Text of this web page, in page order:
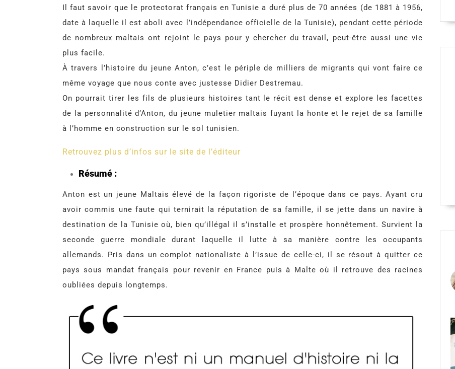
Il faut savoir que le protectorat français en Tunisie a duré plus de 70 années (de 1881 à 1956,
date à laquelle il est aboli avec l’indépendance officielle de la Tunisie), pendant cette période
de nombreux maltais ont rejoint le pays pour y chercher du travail, peut-être aussi une vie
plus facile.
À travers l’histoire du jeune Anton, c’est le périple de milliers de migrants qui vont faire ce
même voyage que nous conte avec justesse Didier Destremau.
On pourrait tirer les fils de plusieurs histoires tant le récit est dense et explore les facettes
de la personnalité d’Anton, du jeune muletier maltais fuyant la honte et le rejet de sa famille
à l’homme en construction sur le sol tunisien.
Retrouvez plus d’infos sur le site de l’éditeur
Résumé :
Anton est un jeune Maltais élevé de la façon rigoriste de l’époque dans ce pays. Ayant cru
avoir commis une faute qui ternirait la réputation de sa famille, il se jette dans un navire à
destination de la Tunisie où, bien qu’illégal il s’installe et prospère honnêtement. Survient la
seconde guerre mondiale durant laquelle il lutte à sa manière contre les occupants
allemands. Pris dans un complot nationaliste à l’issue de celle-ci, il se résout à quitter ce
pays sous mandat français pour revenir en France puis à Malte où il retrouve des racines
oubliées depuis longtemps.